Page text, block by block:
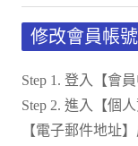
修改會員帳
Step 1. 登入【會
Step 2. 進入【個
【電子郵件地址